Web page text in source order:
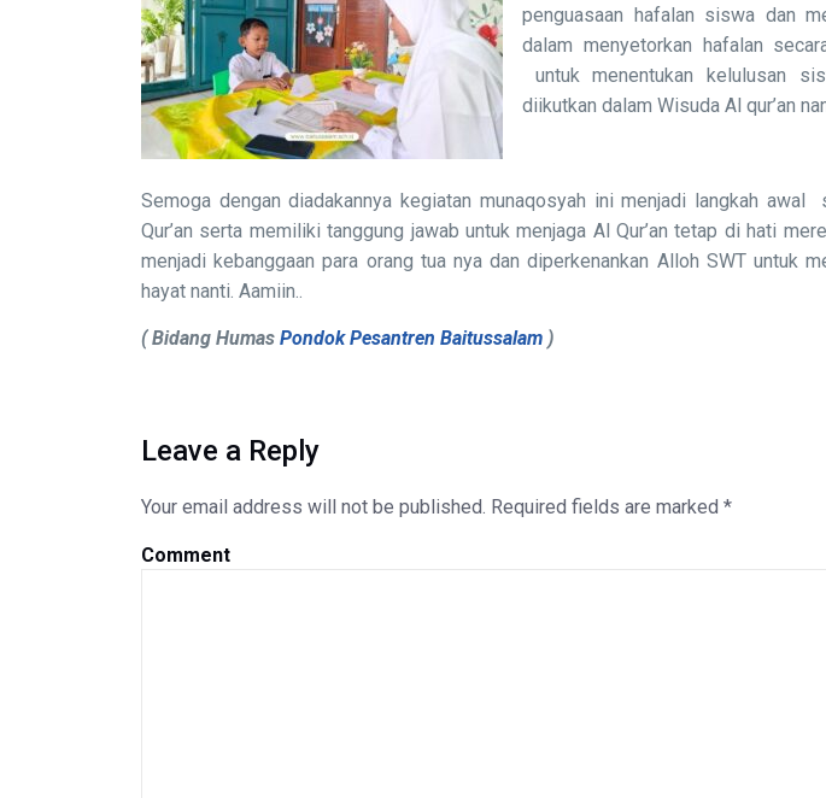
penguasaan hafalan siswa dan
dalam menyetorkan hafalan
untuk menentukan kelulusan
diikutkan dalam Wisuda Al qur’an
Semoga dengan diadakannya kegiatan munaqosyah ini menjadi langkah
Qur’an serta memiliki tanggung jawab untuk menjaga Al Qur’an tetap di hati
menjadi kebanggaan para orang tua nya dan diperkenankan Alloh SWT untuk
hayat nanti. Aamiin..
( Bidang Humas Pondok Pesantren Baitussalam )
Leave a Reply
Your email address will not be published. Required fields are marked *
Comment